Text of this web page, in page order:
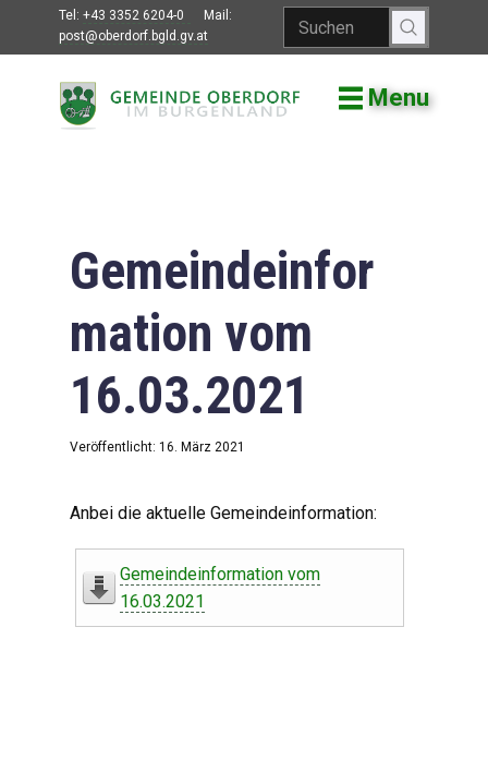
Tel: +43 3352 6204-0
Mail:
post@oberdorf.bgld.gv.at
Menu
Willkommen
Gemeindeamt
Gemeinderat
Bildung
Vereine
Leben in Oberdorf
Gemeindeinfor
mation vom
16.03.2021
Veröffentlicht: 16. März 2021
Anbei die aktuelle Gemeindeinformation:
Gemeindeinformation vom
16.03.2021